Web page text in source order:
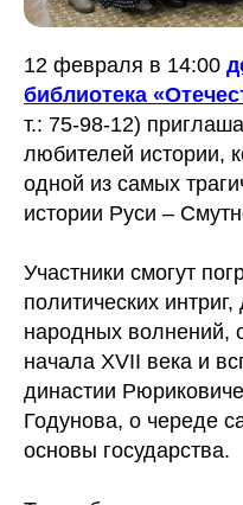
12 февраля в 14:00
библиотека
т.: 75-98-12)
любителей истории,
одной из самых
истории Руси –
Участники смогут
политических
народных волнений,
начала XVII века и
династии
Годунова, о череде
основы государства.